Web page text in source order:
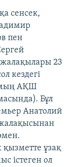
сенсек,
пен
23
кездегі
мың АҚШ
Бұл
Анатолий
қызметте ұзақ
істеген ол